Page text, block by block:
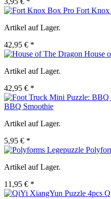
Fort
Artikel auf Lager.
42,95 € *
House
Artikel auf Lager.
42,95 € *
BBQ Smoothie
Artikel auf Lager.
5,95 € *
Artikel auf Lager.
11,95 € *